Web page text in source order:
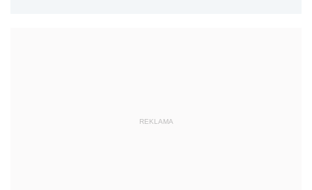
REKLAMA